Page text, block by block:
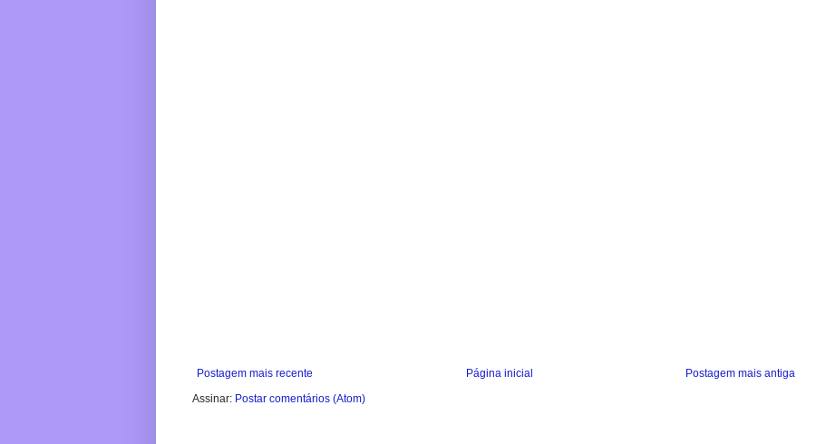
Postagem mais recente Postagem mais antiga
Página inicial
Assinar: Postar comentários (Atom)